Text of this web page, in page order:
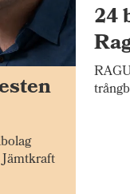
24